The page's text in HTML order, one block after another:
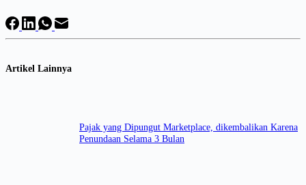
Artikel Lainnya
Pajak yang Dipungut Marketplace, dikembalikan Karena
Penundaan Selama 3 Bulan